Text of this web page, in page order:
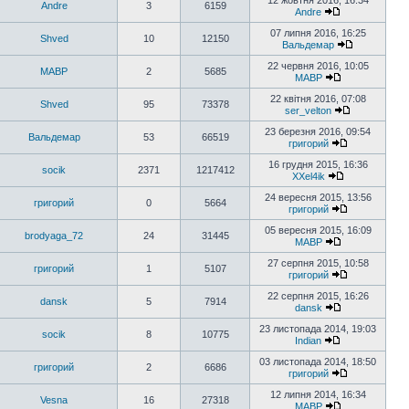
Andre 3 6159
Andre
Shved 10 12150
07 липня 2016, 16:25
Вальдемар
MABP 2 5685
22 червня 2016, 10:05
MABP
Shved 95 73378
22 квітня 2016, 07:08
ser_velton
Вальдемар 53 66519
23 березня 2016, 09:54
григорий
socik 2371 1217412
16 грудня 2015, 16:36
XXel4ik
григорий 0 5664
24 вересня 2015, 13:56
григорий
brodyaga_72 24 31445
05 вересня 2015, 16:09
MABP
григорий 1 5107
27 серпня 2015, 10:58
григорий
dansk 5 7914
22 серпня 2015, 16:26
dansk
socik 8 10775
23 листопада 2014, 19:03
Indian
григорий 2 6686
03 листопада 2014, 18:50
григорий
Vesna 16 27318
12 липня 2014, 16:34
MABP